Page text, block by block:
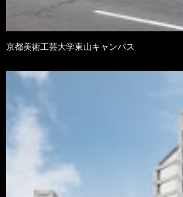
京都美術工芸大学東山キャンパス